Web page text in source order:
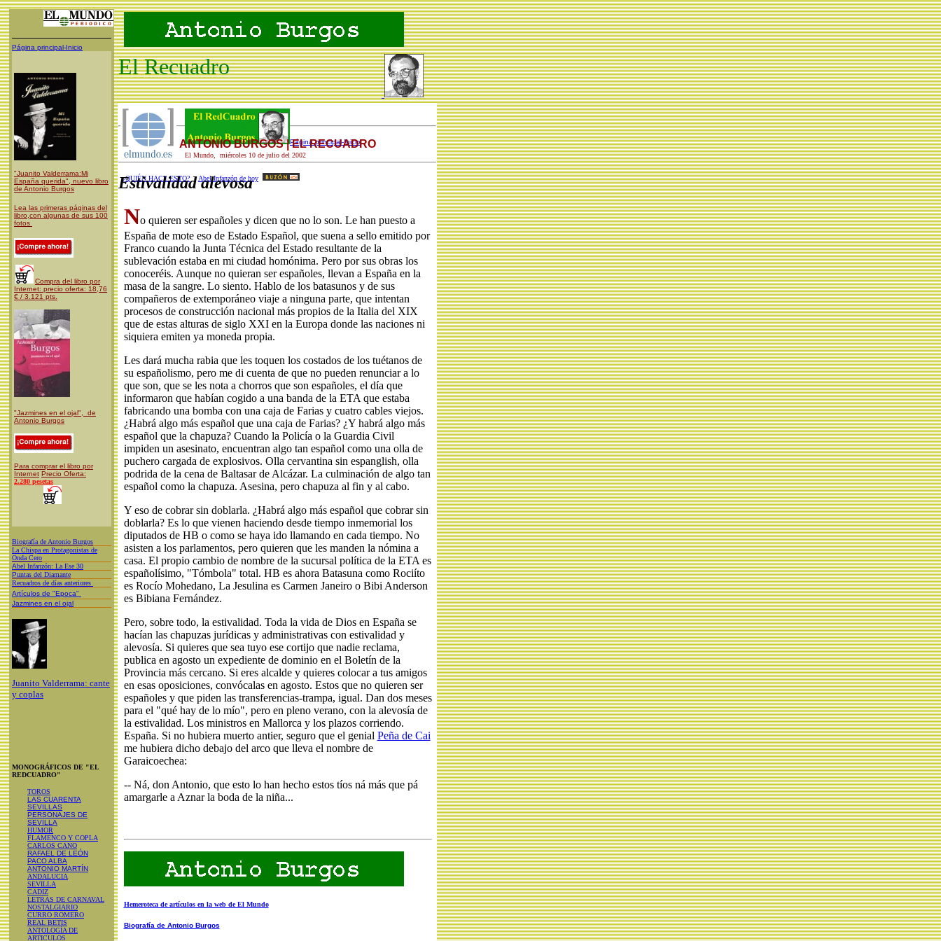
Página principal-Inicio
"Juanito Valderrama:Mi
España querida", nuevo libro
de Antonio Burgos
Lea las primeras páginas del
libro,con algunas de sus 100
fotos
Compra del libro por
Internet: precio oferta: 18,76
€ / 3.121 pts.
"Jazmines en el ojal", de
Antonio Burgos
Para comprar el libro por
Internet Precio Oferta:
2.280 pesetas
Biografía de Antonio Burgos
La Chispa en Protagonistas de
Onda Cero
Abel Infanzón: La Ese 30
Puntas del Diamante
Recuadros de días anteriores
Artículos de "Epoca"
Jazmines en el ojal
Juanito Valderrama: cante
y coplas
MONOGRÁFICOS DE "EL
REDCUADRO"
TOROS
LAS CUARENTA
SEVILLAS
PERSONAJES DE
SEVILLA
HUMOR
FLAMENCO Y COPLA
CARLOS CANO
RAFAEL DE LEÓN
PACO ALBA
ANTONIO MARTÍN
ANDALUCIA
SEVILLA
CADIZ
LETRAS DE CARNAVAL
NOSTALGIARIO
CURRO ROMERO
REAL BETIS
ANTOLOGÍA DE
ARTICULOS
El Recuadro
Página principal-Inicio
El Mundo, miércoles 10 de julio del 2002
¿QUIÉN HACE ESTO? Abel Infanzón de hoy
ANTONIO BURGOS | EL RECUADRO
Estivalidad alevosa
No quieren ser españoles y dicen que no lo son. Le han puesto a
España de mote eso de Estado Español, que suena a sello emitido por
Franco cuando la Junta Técnica del Estado resultante de la
sublevación estaba en mi ciudad homónima. Pero por sus obras los
conoceréis. Aunque no quieran ser españoles, llevan a España en la
masa de la sangre. Lo siento. Hablo de los batasunos y de sus
compañeros de extemporáneo viaje a ninguna parte, que intentan
procesos de construcción nacional más propios de la Italia del XIX
que de estas alturas de siglo XXI en la Europa donde las naciones ni
siquiera emiten ya moneda propia.
Les dará mucha rabia que les toquen los costados de los tuétanos de
su españolismo, pero me di cuenta de que no pueden renunciar a lo
que son, que se les nota a chorros que son españoles, el día que
informaron que habían cogido a una banda de la ETA que estaba
fabricando una bomba con una caja de Farias y cuatro cables viejos.
¿Habrá algo más español que una caja de Farias? ¿Y habrá algo más
español que la chapuza? Cuando la Policía o la Guardia Civil
impiden un asesinato, encuentran algo tan español como una olla de
puchero cargada de explosivos. Olla cervantina sin espanglish, olla
podrida de la cena de Baltasar de Alcázar. La culminación de algo tan
español como la chapuza. Asesina, pero chapuza al fin y al cabo.
Y eso de cobrar sin doblarla. ¿Habrá algo más español que cobrar sin
doblarla? Es lo que vienen haciendo desde tiempo inmemorial los
diputados de HB o como se haya ido llamando en cada tiempo. No
asisten a los parlamentos, pero quieren que les manden la nómina a
casa. El propio cambio de nombre de la sucursal política de la ETA es
españolísimo, "Tómbola" total. HB es ahora Batasuna como Rociíto
es Rocío Mohedano, La Jesulina es Carmen Janeiro o Bibi Anderson
es Bibiana Fernández.
Pero, sobre todo, la estivalidad. Toda la vida de Dios en España se
hacían las chapuzas jurídicas y administrativas con estivalidad y
alevosía. Si quieres que sea tuyo ese cortijo que nadie reclama,
publica en agosto un expediente de dominio en el Boletín de la
Provincia más cercano. Si eres alcalde y quieres colocar a tus amigos
en esas oposiciones, convócalas en agosto. Estos que no quieren ser
españoles y que piden las transferencias-trampa, igual. Dan dos meses
para el "qué hay de lo mío", pero en pleno verano, con la alevosía de
la estivalidad. Los ministros en Mallorca y los plazos corriendo.
España. Si no hubiera muerto antier, seguro que el genial Peña de Cai
me hubiera dicho debajo del arco que lleva el nombre de
Garaicoechea:
-- Ná, don Antonio, que esto lo han hecho estos tíos ná más que pá
amargarle a Aznar la boda de la niña...
Hemeroteca de artículos en la web de El Mundo
Biografía de Antonio Burgos